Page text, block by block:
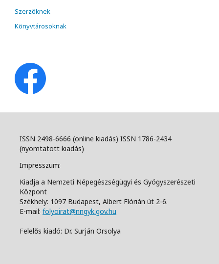
Szerzőknek
Könyvtárosoknak
ISSN 2498-6666 (online kiadás) ISSN 1786-2434
(nyomtatott kiadás)
Impresszum:
Kiadja a Nemzeti Népegészségügyi és Gyógyszerészeti
Központ
Székhely: 1097 Budapest, Albert Flórián út 2-6.
E-mail: folyoirat@nngyk.gov.hu
Felelős kiadó: Dr. Surján Orsolya